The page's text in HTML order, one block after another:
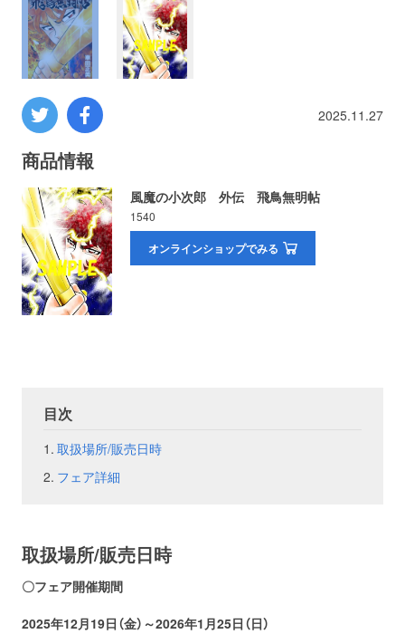
2025.11.27
商品情報
風魔の小次郎 外伝 飛鳥無明帖
1540
オンラインショップでみる
目次
取扱場所/販売日時
フェア詳細
取扱場所/販売日時
〇フェア開催期間
2025年12月19日（金）～2026年1月25日（日）
コンピューター
ミリタリー
その他
イベント
フェア お知らせ
会社概要